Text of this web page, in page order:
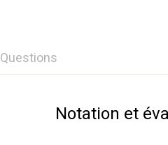
Questions
Notation et
Questions et